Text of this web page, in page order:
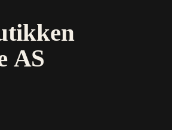
atabutikken
vje AS